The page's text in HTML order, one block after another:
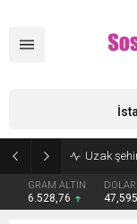
GRAM ALTIN
6.528,76
DOLAR